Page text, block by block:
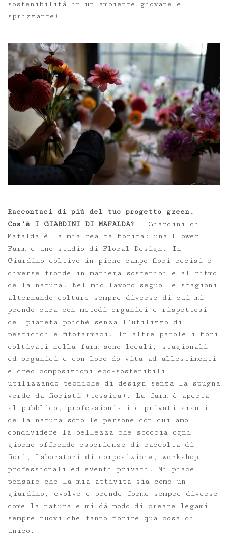
sostenibilità in un ambiente giovane e
sprizzante!
Raccontaci di più del tuo progetto green.
Cos’è I GIARDINI DI MAFALDA? I Giardini di
Mafalda è la mia realtà fiorita: una Flower
Farm e uno studio di Floral Design. In
Giardino coltivo in pieno campo fiori recisi e
diverse fronde in maniera sostenibile al ritmo
della natura. Nel mio lavoro seguo le stagioni
alternando colture sempre diverse di cui mi
prendo cura con metodi organici e rispettosi
del pianeta poichè senza l’utilizzo di
pesticidi e fitofarmaci. In altre parole i fiori
coltivati nella farm sono locali, stagionali
ed organici e con loro do vita ad allestimenti
e creo composizioni eco-sostenibili
utilizzando tecniche di design senza la spugna
verde da fioristi (tossica). La farm è aperta
al pubblico, professionisti e privati amanti
della natura sono le persone con cui amo
condividere la bellezza che sboccia ogni
giorno offrendo esperienze di raccolta di
fiori, laboratori di composizione, workshop
professionali ed eventi privati. Mi piace
pensare che la mia attività sia come un
giardino, evolve e prende forme sempre diverse
come la natura e mi dà modo di creare legami
sempre nuovi che fanno fiorire qualcosa di
unico.